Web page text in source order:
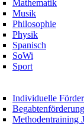
Mathematik
Musik
Philosophie
Physik
Spanisch
SoWi
Sport
Individuelle
Begabtenförderung
Methodentraining